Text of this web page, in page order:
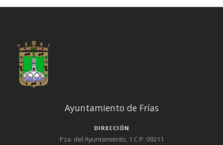
Ayuntamiento de Frías
DIRECCIÓN
Pza. del Ayuntamiento, 1 C.P: 09211